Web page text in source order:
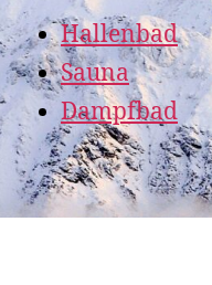
Hallenbad
Sauna
Dampfbad